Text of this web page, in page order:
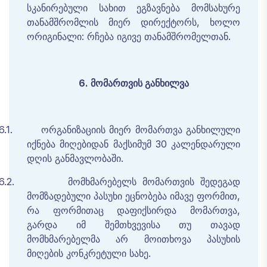
სკანირებული
სახით ეგზავნება
მომსახურე
თანამშრომლის
მიერ დირექტორს,
ხოლო
ორიგინალი: რჩება იგივე თანამშრომელთან.
6. მომართვის განხილვა
ორგანიზაციის მიერ მომართვა განხილული
იქნება მიღებიდან მაქსიმუმ30 კალენდარული
დღის განმავლობაში.
მომხმარებელს მომართვის შედეგად
მომზადებული პასუხი ეცნობება იმავე ფორმით,
რა
ფორმითაც დაფიქსირდა მომართვა,
გარდა
იმ შემთხვევისა თუ
თავად
მომხმარებელმა
არ მოითხოვა
პასუხის
მიღების კონკრეტული სახე.